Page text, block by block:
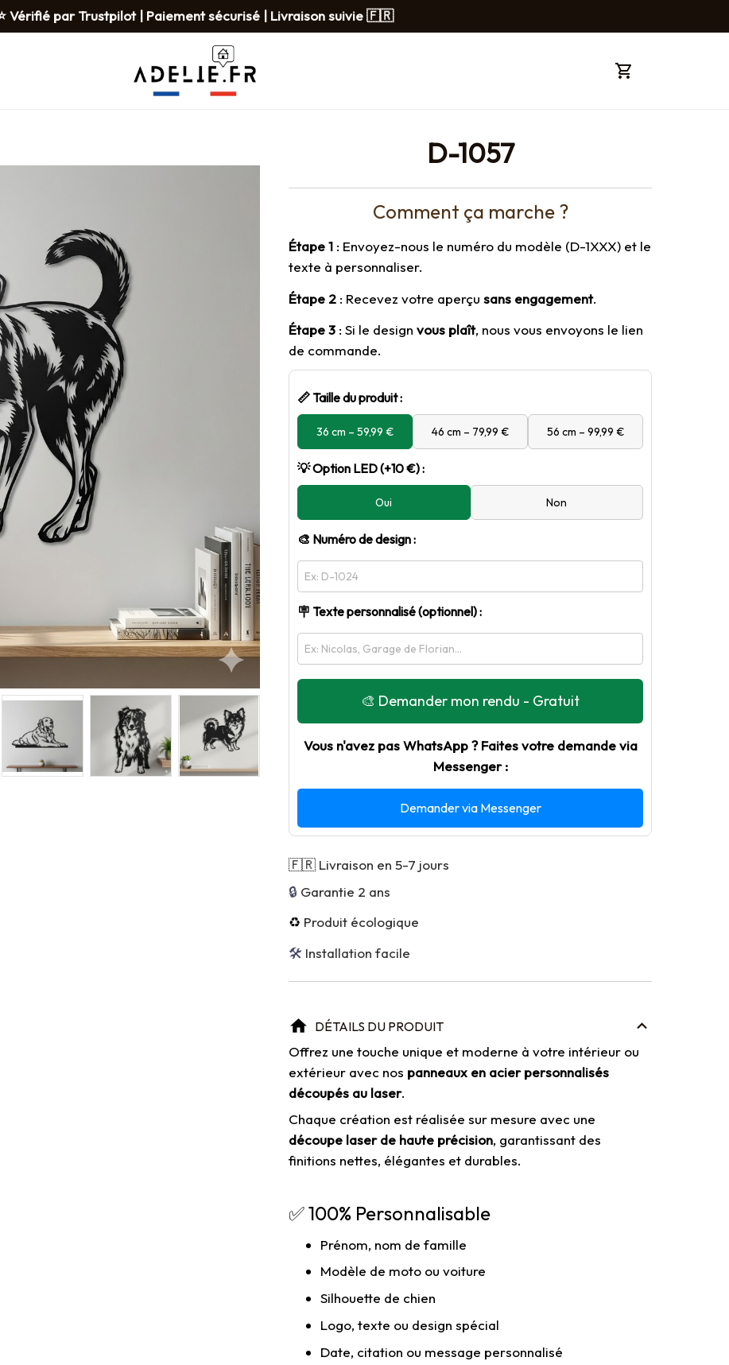
Vérifié par Trustpilot | Paiement sécurisé | Livraison suivie 🇫🇷
D-1057
Comment ça marche ?
Étape 1 : Envoyez-nous le numéro du modèle (D-1XXX) et le
texte à personnaliser.
Étape 2 : Recevez votre aperçu sans engagement.
Étape 3 : Si le design vous plaît, nous vous envoyons le lien
de commande.
📏 Taille du produit :
36 cm – 59,99 € 46 cm – 79,99 € 56 cm – 99,99 €
💡 Option LED (+10 €) :
Oui Non
🎨 Numéro de design :
🪧 Texte personnalisé (optionnel) :
🎨 Demander mon rendu - Gratuit
Vous n'avez pas WhatsApp ? Faites votre demande via
Messenger :
Demander via Messenger
🇫🇷 Livraison en 5-7 jours
🔒 Garantie 2 ans
♻️ Produit écologique
🛠 Installation facile
DÉTAILS DU PRODUIT
Offrez une touche unique et moderne à votre intérieur ou
extérieur avec nos panneaux en acier personnalisés
découpés au laser.
Chaque création est réalisée sur mesure avec une
découpe laser de haute précision, garantissant des
finitions nettes, élégantes et durables.
✅ 100% Personnalisable
Prénom, nom de famille
Modèle de moto ou voiture
Silhouette de chien
Logo, texte ou design spécial
Date, citation ou message personnalisé